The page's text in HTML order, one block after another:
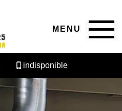
MENU
indisponible